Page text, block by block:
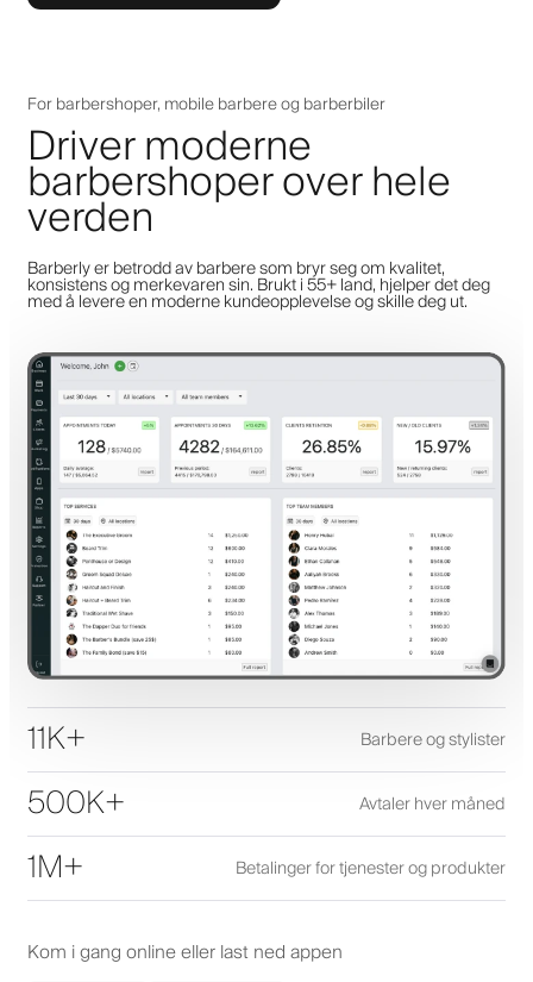
For barbershoper, mobile barbere og barberbiler
Driver moderne
barbershoper over hele
verden
Barberly er betrodd av barbere som bryr seg om kvalitet,
konsistens og merkevaren sin. Brukt i 55+ land, hjelper det deg
med å levere en moderne kundeopplevelse og skille deg ut.
11K+ Barbere og stylister
500K+ Avtaler hver måned
1M+ Betalinger for tjenester og produkter
Kom i gang online eller last ned appen